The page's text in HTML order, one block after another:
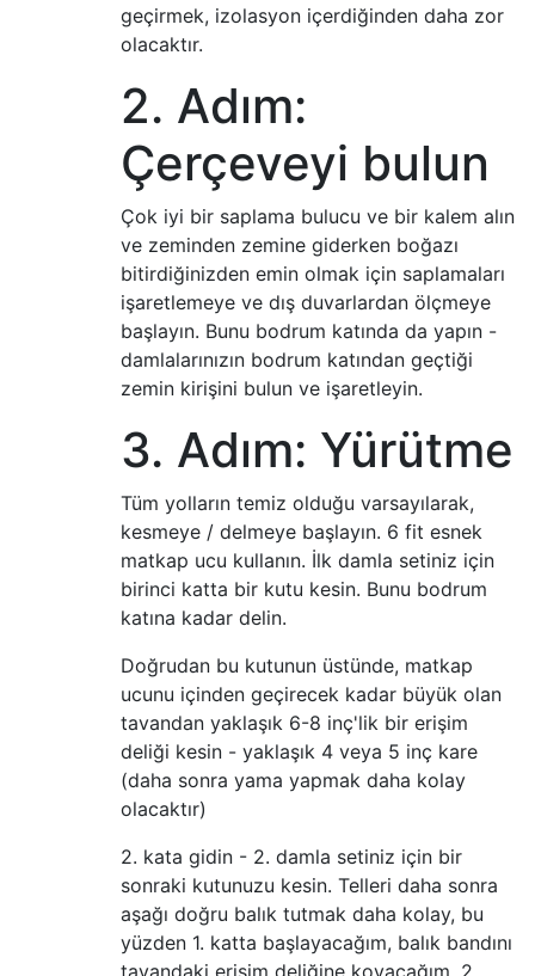
geçirmek, izolasyon içerdiğinden daha zor
olacaktır.
2. Adım:
Çerçeveyi bulun
Çok iyi bir saplama bulucu ve bir kalem alın
ve zeminden zemine giderken boğazı
bitirdiğinizden emin olmak için saplamaları
işaretlemeye ve dış duvarlardan ölçmeye
başlayın. Bunu bodrum katında da yapın -
damlalarınızın bodrum katından geçtiği
zemin kirişini bulun ve işaretleyin.
3. Adım: Yürütme
Tüm yolların temiz olduğu varsayılarak,
kesmeye / delmeye başlayın. 6 fit esnek
matkap ucu kullanın. İlk damla setiniz için
birinci katta bir kutu kesin. Bunu bodrum
katına kadar delin.
Doğrudan bu kutunun üstünde, matkap
ucunu içinden geçirecek kadar büyük olan
tavandan yaklaşık 6-8 inç'lik bir erişim
deliği kesin - yaklaşık 4 veya 5 inç kare
(daha sonra yama yapmak daha kolay
olacaktır)
2. kata gidin - 2. damla setiniz için bir
sonraki kutunuzu kesin. Telleri daha sonra
aşağı doğru balık tutmak daha kolay, bu
yüzden 1. katta başlayacağım, balık bandını
tavandaki erişim deliğine koyacağım, 2.